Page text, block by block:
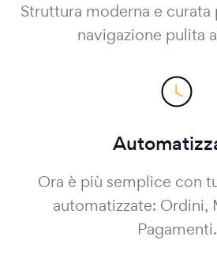
Struttura moderna e curata
navigazione pulita
Ora è più semplice con
automatizzate: Ordini,
Pagamenti.